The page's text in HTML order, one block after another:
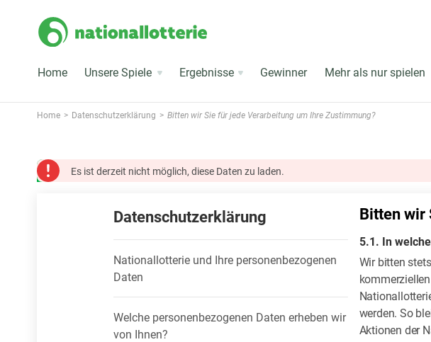
Home Unsere Spiele Ergebnisse Gewinner Mehr als nur spielen
Home Datenschutzerklärung Bitten wir Sie für jede Verarbeitung um Ihre Zustimmung?
Es ist derzeit nicht möglich, diese Daten zu laden.
Datenschutzerklärung
Nationallotterie und Ihre personenbezogenen
Daten
Welche personenbezogenen Daten erheben wir
von Ihnen?
Bitten wir
5.1. In
Wir bitten
werden. So
Aktionen der